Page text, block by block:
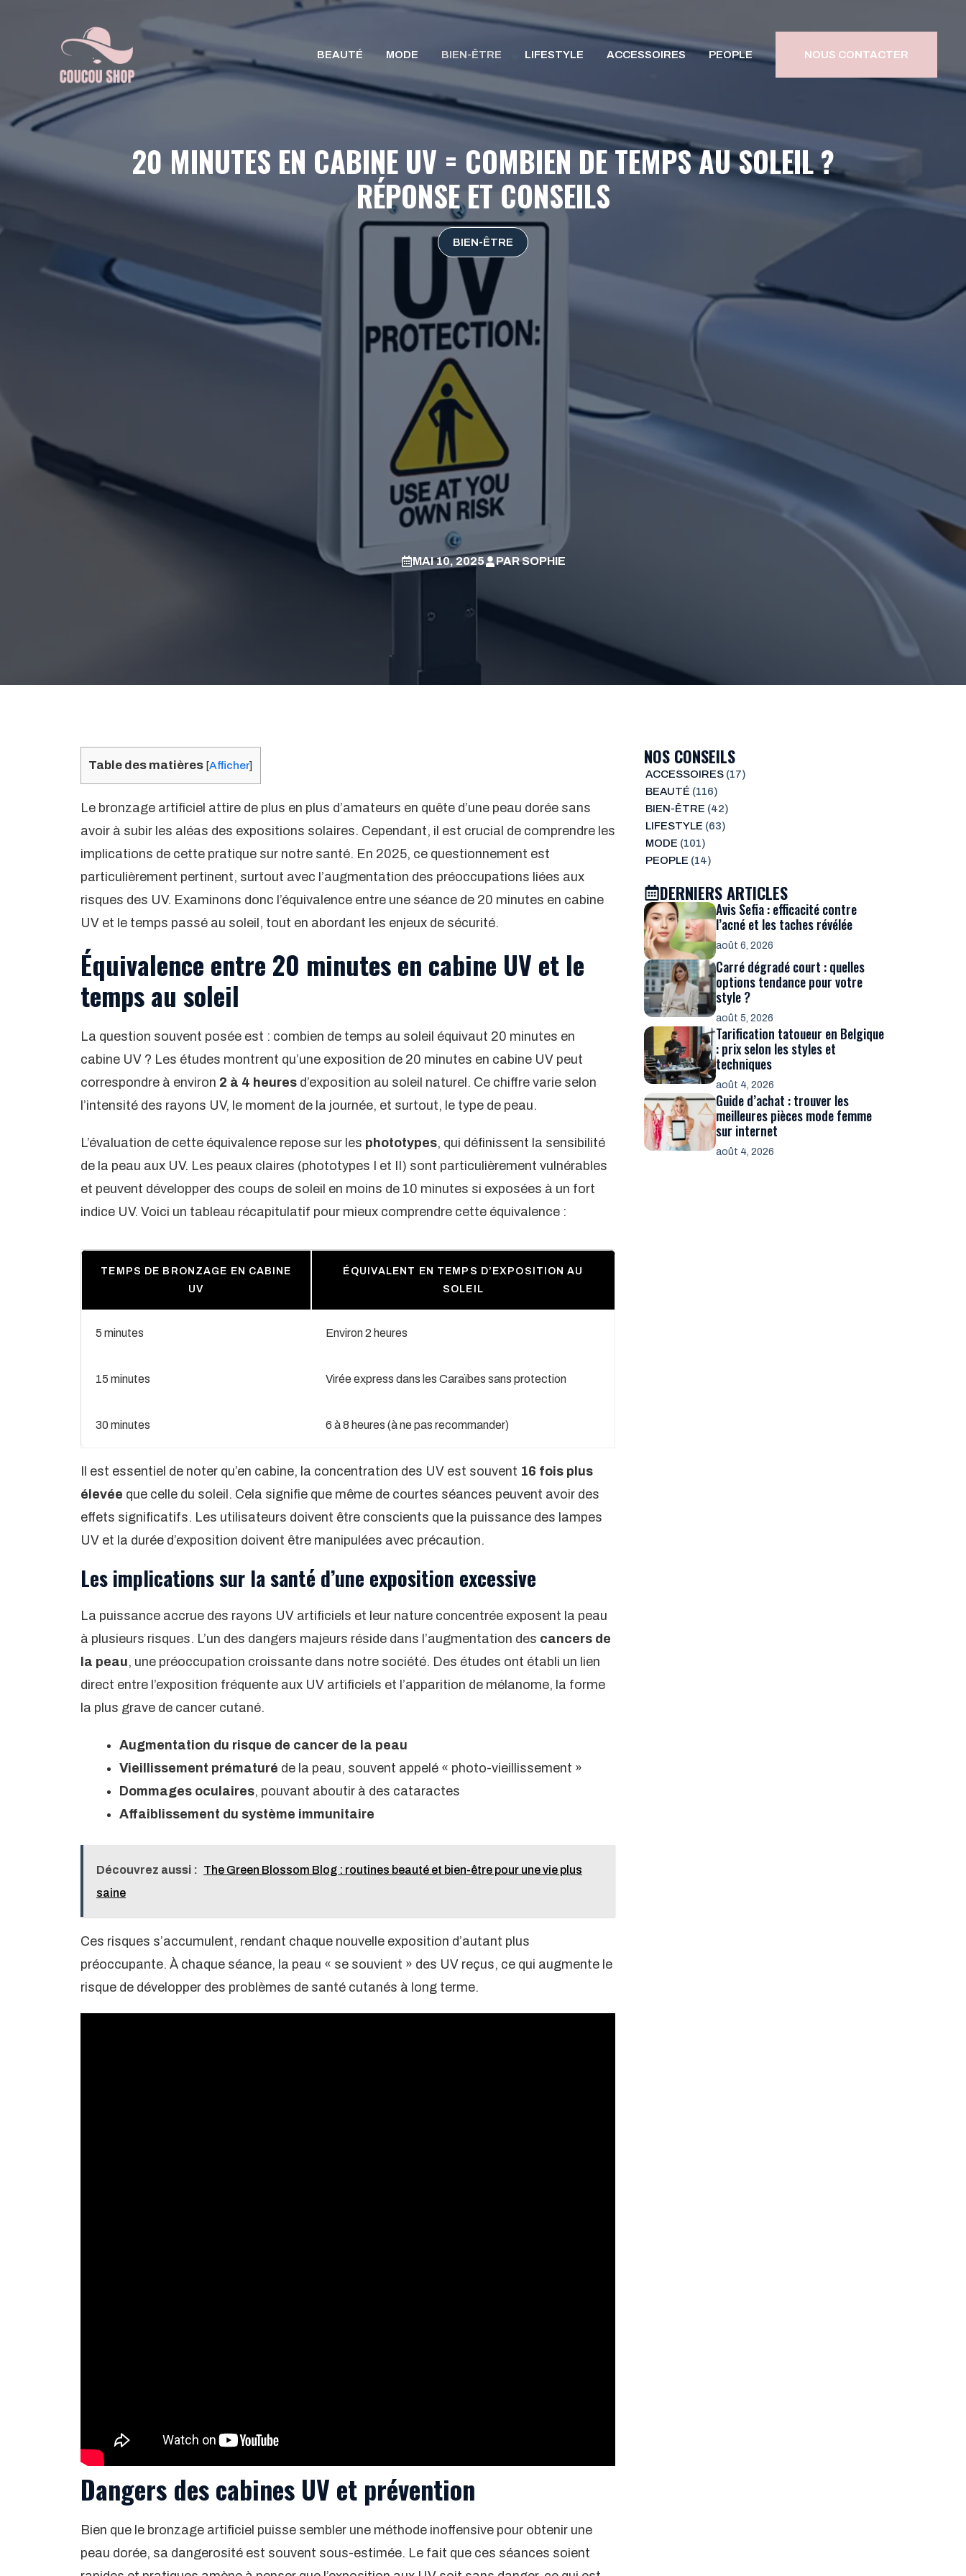
BEAUTÉ MODE BIEN-ÊTRE LIFESTYLE ACCESSOIRES PEOPLE NOUS CONTACTER
20 MINUTES EN CABINE UV = COMBIEN DE TEMPS AU SOLEIL ?
RÉPONSE ET CONSEILS
BIEN-ÊTRE
MAI 10, 2025 PARSOPHIE
Table des matières [Afficher]
Le bronzage artificiel attire de plus en plus d’amateurs en quête d’une peau dorée sans
avoir à subir les aléas des expositions solaires. Cependant, il est crucial de comprendre les
implications de cette pratique sur notre santé. En 2025, ce questionnement est
particulièrement pertinent, surtout avec l’augmentation des préoccupations liées aux
risques des UV. Examinons donc l’équivalence entre une séance de 20 minutes en cabine
UV et le temps passé au soleil, tout en abordant les enjeux de sécurité.
Équivalence entre 20 minutes en cabine UV et le
temps au soleil
La question souvent posée est : combien de temps au soleil équivaut 20 minutes en
cabine UV ? Les études montrent qu’une exposition de 20 minutes en cabine UV peut
correspondre à environ 2 à 4 heures d’exposition au soleil naturel. Ce chiffre varie selon
l’intensité des rayons UV, le moment de la journée, et surtout, le type de peau.
L’évaluation de cette équivalence repose sur les phototypes, qui définissent la sensibilité
de la peau aux UV. Les peaux claires (phototypes I et II) sont particulièrement vulnérables
et peuvent développer des coups de soleil en moins de 10 minutes si exposées à un fort
indice UV. Voici un tableau récapitulatif pour mieux comprendre cette équivalence :
TEMPS DE BRONZAGE EN CABINE
UV
ÉQUIVALENT EN TEMPS D’EXPOSITION AU
SOLEIL
5 minutes Environ 2 heures
15 minutes Virée express dans les Caraïbes sans protection
30 minutes 6 à 8 heures (à ne pas recommander)
Il est essentiel de noter qu’en cabine, la concentration des UV est souvent 16 fois plus
élevée que celle du soleil. Cela signifie que même de courtes séances peuvent avoir des
effets significatifs. Les utilisateurs doivent être conscients que la puissance des lampes
UV et la durée d’exposition doivent être manipulées avec précaution.
Les implications sur la santé d’une exposition excessive
La puissance accrue des rayons UV artificiels et leur nature concentrée exposent la peau
à plusieurs risques. L’un des dangers majeurs réside dans l’augmentation des cancers de
la peau, une préoccupation croissante dans notre société. Des études ont établi un lien
direct entre l’exposition fréquente aux UV artificiels et l’apparition de mélanome, la forme
la plus grave de cancer cutané.
Augmentation du risque de cancer de la peau
Vieillissement prématuré de la peau, souvent appelé « photo-vieillissement »
Dommages oculaires, pouvant aboutir à des cataractes
Affaiblissement du système immunitaire
Découvrez aussi : The Green Blossom Blog : routines beauté et bien-être pour une vie plus
saine
Ces risques s’accumulent, rendant chaque nouvelle exposition d’autant plus
préoccupante. À chaque séance, la peau « se souvient » des UV reçus, ce qui augmente le
risque de développer des problèmes de santé cutanés à long terme.
Dangers des cabines UV et prévention
Bien que le bronzage artificiel puisse sembler une méthode inoffensive pour obtenir une
peau dorée, sa dangerosité est souvent sous-estimée. Le fait que ces séances soient
NOS CONSEILS
ACCESSOIRES(17)
BEAUTÉ (116)
BIEN-ÊTRE (42)
LIFESTYLE (63)
MODE (101)
PEOPLE (14)
DERNIERS ARTICLES
Avis Sefia : efficacité contre
l’acné et les taches révélée
août 6, 2026
Carré dégradé court : quelles
options tendance pour votre
style ?
août 5, 2026
Tarification tatoueur en Belgique
: prix selon les styles et
techniques
août 4, 2026
Guide d’achat : trouver les
meilleures pièces mode femme
sur internet
août 4, 2026